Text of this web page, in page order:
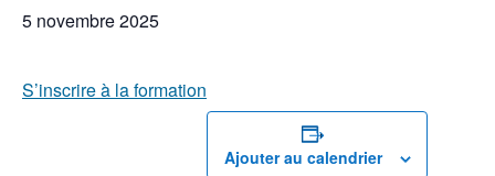
5 novembre 2025
S’inscrire à la formation
Ajouter au calendrier